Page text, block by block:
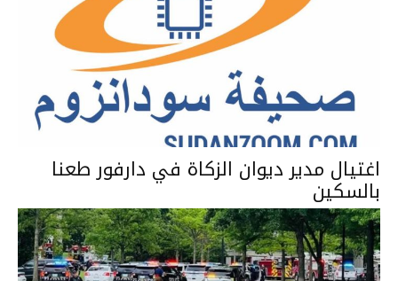
اغتيال مدير ديوان الزكاة في دارفور طعنا
بالسكين